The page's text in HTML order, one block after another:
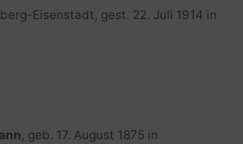
Eisenstadt, gest. 22. Juli 1914 in
, geb. 17. August 1875 in